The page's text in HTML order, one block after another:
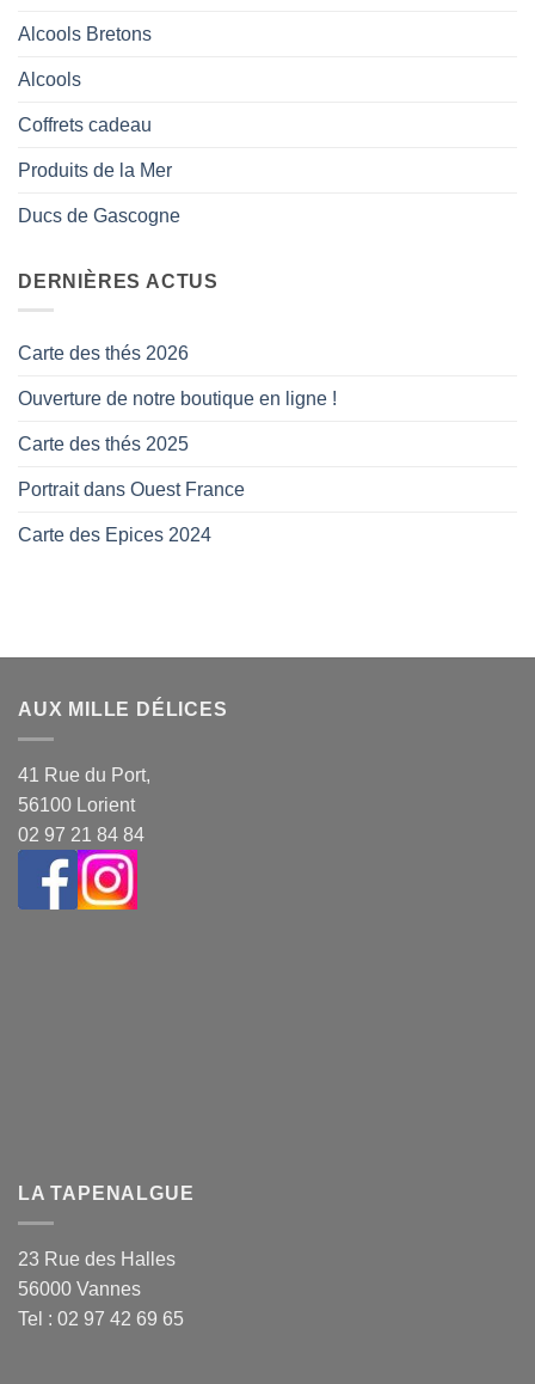
Alcools Bretons
Alcools
Coffrets cadeau
Produits de la Mer
Ducs de Gascogne
DERNIÈRES ACTUS
Carte des thés 2026
Ouverture de notre boutique en ligne !
Carte des thés 2025
Portrait dans Ouest France
Carte des Epices 2024
AUX MILLE DÉLICES
41 Rue du Port,
56100 Lorient
02 97 21 84 84
LA TAPENALGUE
23 Rue des Halles
56000 Vannes
Tel : 02 97 42 69 65